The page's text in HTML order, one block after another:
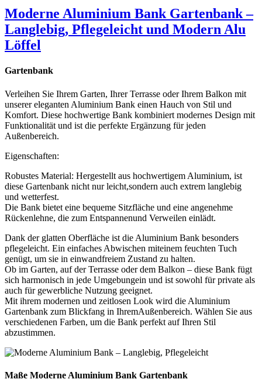
Moderne Aluminium Bank Gartenbank –
Langlebig, Pflegeleicht und Modern Alu
Löffel
Gartenbank
Verleihen Sie Ihrem Garten, Ihrer Terrasse oder Ihrem Balkon mit
unserer eleganten Aluminium Bank einen Hauch von Stil und
Komfort. Diese hochwertige Bank kombiniert modernes Design mit
Funktionalität und ist die perfekte Ergänzung für jeden
Außenbereich.
Eigenschaften:
Robustes Material: Hergestellt aus hochwertigem Aluminium, ist
diese Gartenbank nicht nur leicht,sondern auch extrem langlebig
und wetterfest.
Die Bank bietet eine bequeme Sitzfläche und eine angenehme
Rückenlehne, die zum Entspannenund Verweilen einlädt.
Dank der glatten Oberfläche ist die Aluminium Bank besonders
pflegeleicht. Ein einfaches Abwischen miteinem feuchten Tuch
genügt, um sie in einwandfreiem Zustand zu halten.
Ob im Garten, auf der Terrasse oder dem Balkon – diese Bank fügt
sich harmonisch in jede Umgebungein und ist sowohl für private als
auch für gewerbliche Nutzung geeignet.
Mit ihrem modernen und zeitlosen Look wird die Aluminium
Gartenbank zum Blickfang in IhremAußenbereich. Wählen Sie aus
verschiedenen Farben, um die Bank perfekt auf Ihren Stil
abzustimmen.
Maße Moderne Aluminium Bank Gartenbank